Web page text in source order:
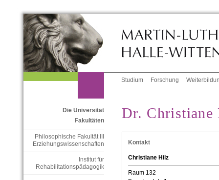
Studium Forschung
Die Universität
Fakultäten
Philosophische Fakultät III
Erziehungswissenschaften
Institut für
Rehabilitationspädagogik
Dr.
Kontakt
Christiane Hilz
Raum 132